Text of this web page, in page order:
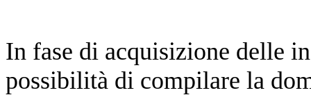
In fase di acquisizione delle
possibilità di compilare la